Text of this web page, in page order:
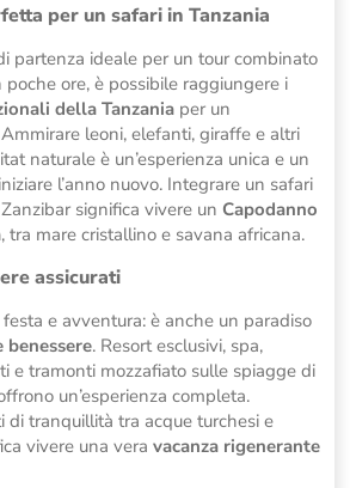
per un safari in Tanzania
partenza ideale per un tour combinato
ore, è possibile raggiungere i
della Tanzania per un
leoni, elefanti, giraffe e altri
naturale è un’esperienza unica e un
l’anno nuovo. Integrare un safari
significa vivere un Capodanno
, tra mare cristallino e savana africana.
assicurati
e avventura: è anche un paradiso
benessere. Resort esclusivi, spa,
e tramonti mozzafiato sulle spiagge di
un’esperienza completa.
di tranquillità tra acque turchesi e
vivere una veravacanza rigenerante